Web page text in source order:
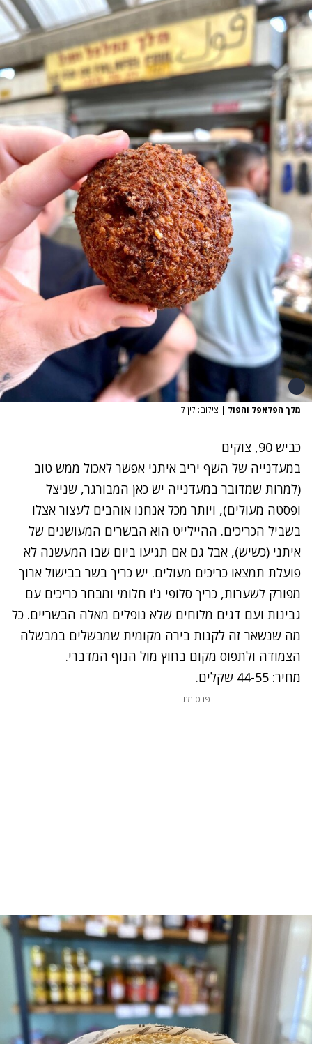
מלך הפלאפל והפול | צילום: לין לוי
כביש 90, צוקים
במעדנייה של השף יריב איתני אפשר לאכול ממש טוב
(למרות שמדובר במעדנייה יש כאן המבורגר, שניצל
ופסטה מעולים), ויותר מכל אנחנו אוהבים לעצור אצלו
בשביל הכריכים. ההיילייט הוא הבשרים המעושנים של
איתני (כשיש), אבל גם אם תגיעו ביום שבו המעשנה לא
פועלת תמצאו כריכים מעולים. יש כריך בשר בבישול ארוך
מפורק לשערות, כריך סלופי ג'ו חלומי ומבחר כריכים עם
גבינות ועם דגים מלוחים שלא נופלים מאלה הבשריים. כל
מה שנשאר זה לקנות בירה מקומית שמבשלים במבשלה
הצמודה ולתפוס מקום בחוץ מול הנוף המדברי.
מחיר: 44-55 שקלים.
פרסומת